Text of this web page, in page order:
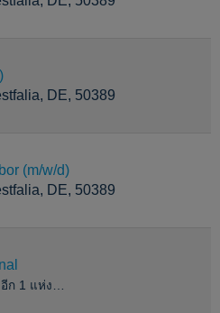
DE, 50389
(m/w/d)
DE, 50389
ก 1 แห่ง…